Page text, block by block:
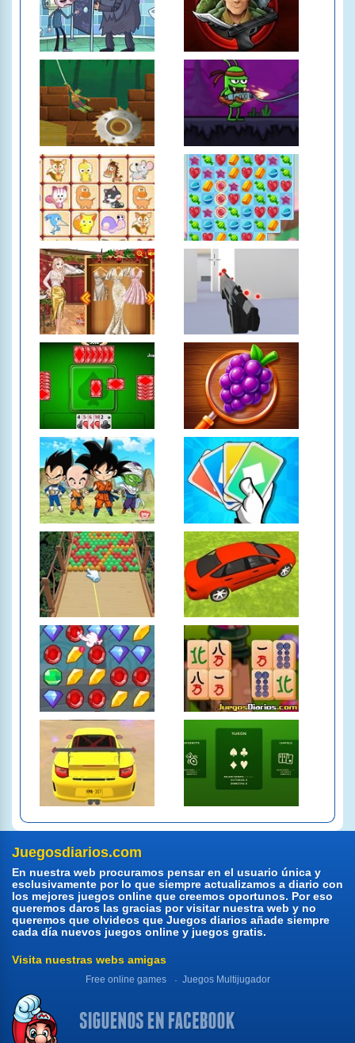
Juegosdiarios.com
En nuestra web procuramos pensar en el usuario única y
esclusivamente por lo que siempre actualizamos a diario con
los mejores juegos online que creemos oportunos. Por eso
queremos daros las gracias por visitar nuestra web y no
queremos que olvideos que Juegos diarios añade siempre
cada día nuevos juegos online y juegos gratis.
Visita nuestras webs amigas
Free online games Juegos Multijugador